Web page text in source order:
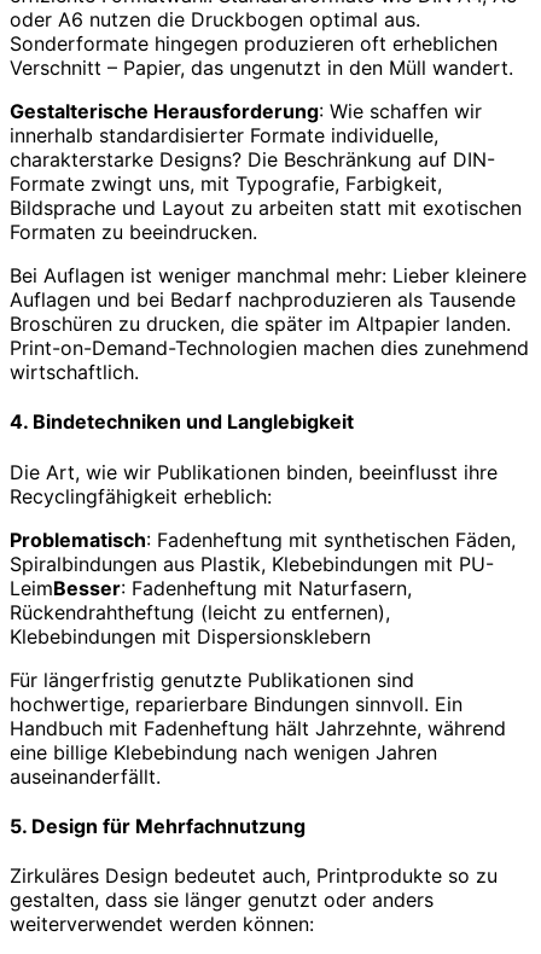
oder A6 nutzen die Druckbogen optimal aus.
Sonderformate hingegen produzieren oft erheblichen
Verschnitt – Papier, das ungenutzt in den Müll wandert.
Gestalterische Herausforderung: Wie schaffen wir
innerhalb standardisierter Formate individuelle,
charakterstarke Designs? Die Beschränkung auf DIN-
Formate zwingt uns, mit Typografie, Farbigkeit,
Bildsprache und Layout zu arbeiten statt mit exotischen
Formaten zu beeindrucken.
Bei Auflagen ist weniger manchmal mehr: Lieber kleinere
Auflagen und bei Bedarf nachproduzieren als Tausende
Broschüren zu drucken, die später im Altpapier landen.
Print-on-Demand-Technologien machen dies zunehmend
wirtschaftlich.
4. Bindetechniken und Langlebigkeit
Die Art, wie wir Publikationen binden, beeinflusst ihre
Recyclingfähigkeit erheblich:
Problematisch: Fadenheftung mit synthetischen Fäden,
Spiralbindungen aus Plastik, Klebebindungen mit PU-
LeimBesser: Fadenheftung mit Naturfasern,
Rückendrahtheftung (leicht zu entfernen),
Klebebindungen mit Dispersionsklebern
Für längerfristig genutzte Publikationen sind
hochwertige, reparierbare Bindungen sinnvoll. Ein
Handbuch mit Fadenheftung hält Jahrzehnte, während
eine billige Klebebindung nach wenigen Jahren
auseinanderfällt.
5. Design für Mehrfachnutzung
Zirkuläres Design bedeutet auch, Printprodukte so zu
gestalten, dass sie länger genutzt oder anders
weiterverwendet werden können: